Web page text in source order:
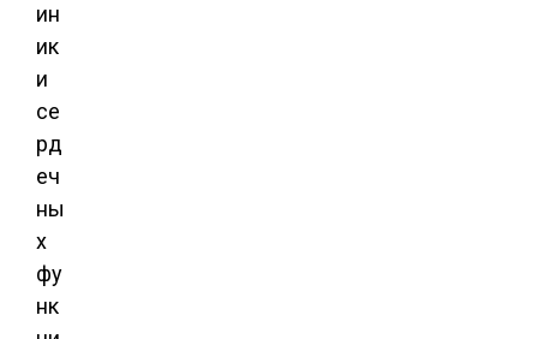
ин
ик
и
се
рд
еч
ны
х
фу
нк